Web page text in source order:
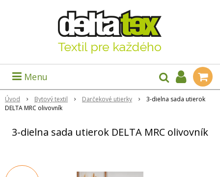
Menu
Úvod Bytový textil Darčekové utierky
3-dielna sada utierok
DELTA MRC olivovník
3-dielna sada utierok DELTA MRC olivovník